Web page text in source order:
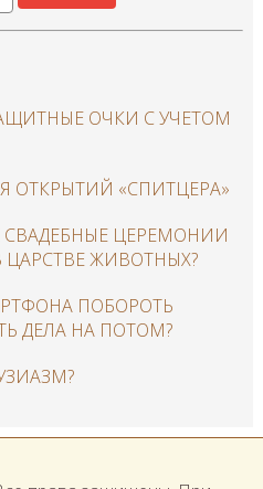
ОЧКИ С УЧЕТОМ
«СПИТЦЕРА»
СВАДЕБНЫЕ ЦЕРЕМОНИИ
ЖИВОТНЫХ?
ПОБОРОТЬ
ДЕЛА НА ПОТОМ?